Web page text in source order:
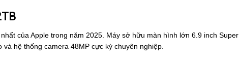
của Apple trong năm 2025. Máy sở hữu màn hình lớn 6.9 inch Super
hệ thống camera 48MP cực kỳ chuyên nghiệp.